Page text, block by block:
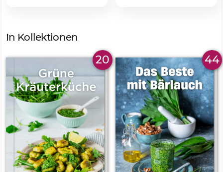
In Kollektionen
20 44